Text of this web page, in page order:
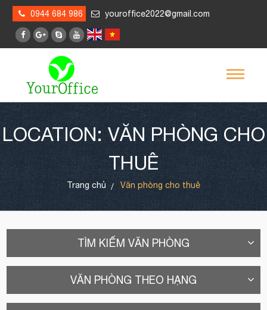
0944 684 986 youroffice2022@gmail.com
LOCATION: VĂN PHÒNG CHO
THUÊ
Trang chủ Văn phòng cho thuê
TÌM KIẾM VĂN PHÒNG
VĂN PHÒNG THEO HẠNG